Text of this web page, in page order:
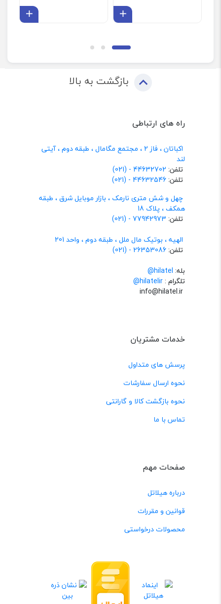
بازگشت به بالا
راه های ارتباطی
اکباتان ، فاز 2 ، مجتمع مگامال ، طبقه دوم ، آیتی
لند
تلفن: 44632702 - (021)
تلفن:44632546 - (021)
چهل و شش متری نارمک ، بازار موبایل شرق ، طبقه
همکف ، پلاک 18
تلفن: 77942973 - (021)
الهیه ، بوتیک مال ملل ، طبقه دوم ، واحد 201
تلفن:26353086 - (021)
بله: hilatel@
تلگرام :@hilatelir
خدمات مشتریان
پرسش های متداول
نحوه ارسال سفارشات
نحوه بازگشت کالا و گارانتی
تماس با ما
صفحات مهم
درباره هیلاتل
قوانین و مقررات
محصولات درخواستی